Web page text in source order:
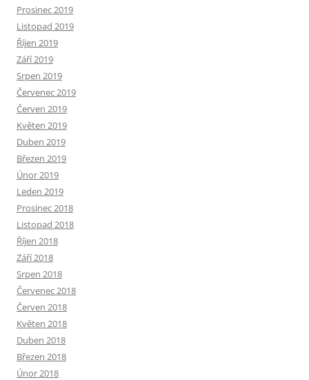
Prosinec 2019
Listopad 2019
Říjen 2019
Září 2019
Srpen 2019
Červenec 2019
Červen 2019
Květen 2019
Duben 2019
Březen 2019
Únor 2019
Leden 2019
Prosinec 2018
Listopad 2018
Říjen 2018
Září 2018
Srpen 2018
Červenec 2018
Červen 2018
Květen 2018
Duben 2018
Březen 2018
Únor 2018